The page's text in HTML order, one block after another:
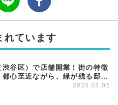
れています
谷区）で店舗開業！街の特徴
都心至近ながら、緑が残る邸宅
2026.08.05